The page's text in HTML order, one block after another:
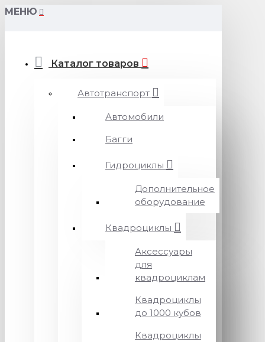
МЕНЮ
Каталог товаров
Автотранспорт
Автомобили
Багги
Гидроциклы
Дополнительное
оборудование
Квадроциклы
Аксессуары
для
квадроциклам
Квадроциклы
до 1000 кубов
Квадроциклы